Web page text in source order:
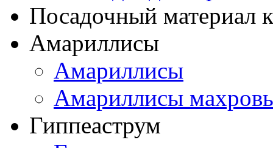
Посадочный материал
Амариллисы
Амариллисы
Амариллисы
Гиппеаструм